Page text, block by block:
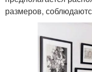
размеров,